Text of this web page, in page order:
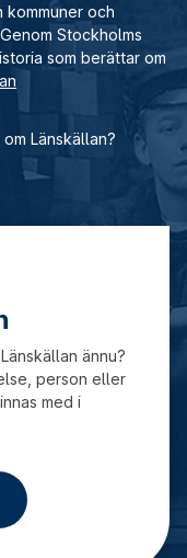
och
Stockholms
som berättar om
Länskällan?
ännu?
person eller
med i